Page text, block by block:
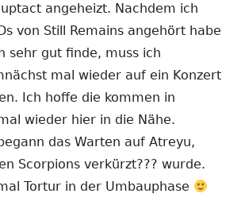
angeheizt. Nachdem ich
von Still Remains angehört habe
sehr gut finde, muss ich
mal wieder auf ein Konzert
Ich hoffe die kommen in
wieder hier in die Nähe.
das Warten auf Atreyu,
Scorpions verkürzt??? wurde.
Tortur in der Umbauphase